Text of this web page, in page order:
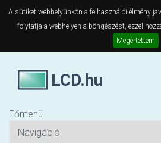
A sütiket webhelyünkön a felhasználói élmény
folytatja a webhelyen a böngészést, ezzel
Megértettem
LCD.hu
Főmenü